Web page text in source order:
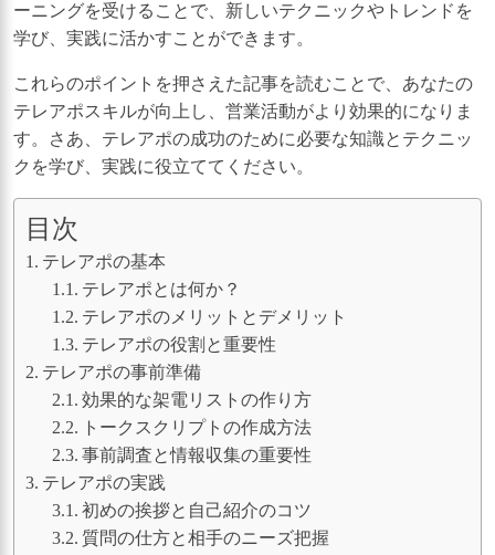
ーニングを受けることで、新しいテクニックやトレンドを
学び、実践に活かすことができます。
これらのポイントを押さえた記事を読むことで、あなたの
テレアポスキルが向上し、営業活動がより効果的になりま
す。さあ、テレアポの成功のために必要な知識とテクニッ
クを学び、実践に役立ててください。
目次
テレアポの基本
テレアポとは何か？
テレアポのメリットとデメリット
テレアポの役割と重要性
テレアポの事前準備
効果的な架電リストの作り方
トークスクリプトの作成方法
事前調査と情報収集の重要性
テレアポの実践
初めの挨拶と自己紹介のコツ
質問の仕方と相手のニーズ把握